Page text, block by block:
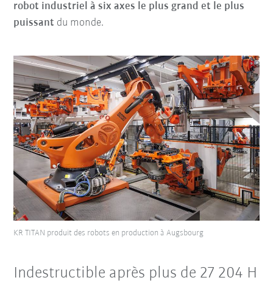
robot industriel à six axes le plus grand et le plus
puissant du monde.
KR TITAN produit des robots en production à Augsbourg
Indestructible après plus de 27 204 H